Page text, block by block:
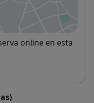
en una nueva
online en esta